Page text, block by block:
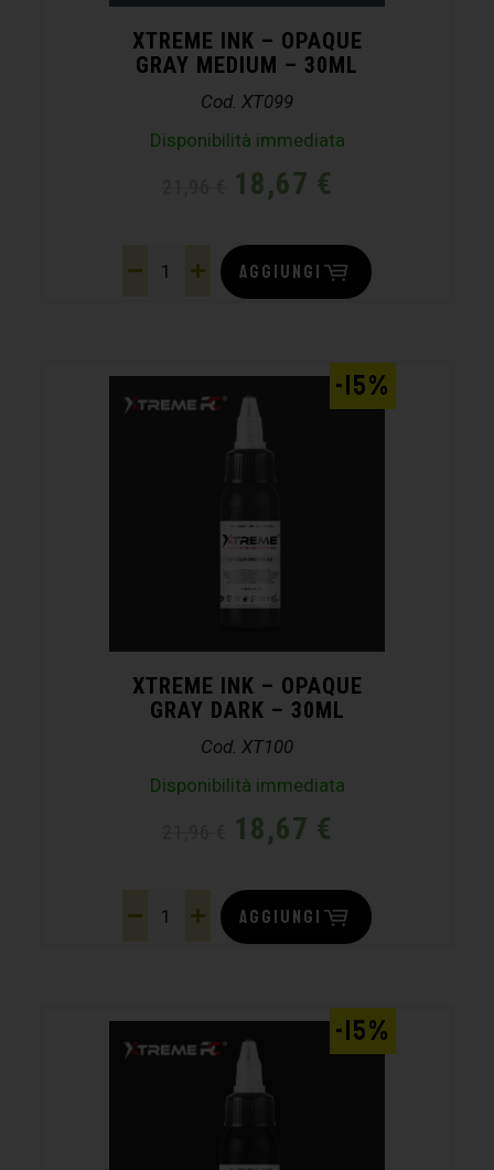
XTREME INK – OPAQUE
GRAY MEDIUM – 30ML
Cod. XT099
Disponibilità immediata
18,67 €
AGGIUNGI
XTREME INK – OPAQUE
GRAY DARK – 30ML
Cod. XT100
Disponibilità immediata
18,67 €
-15%
AGGIUNGI
-15%